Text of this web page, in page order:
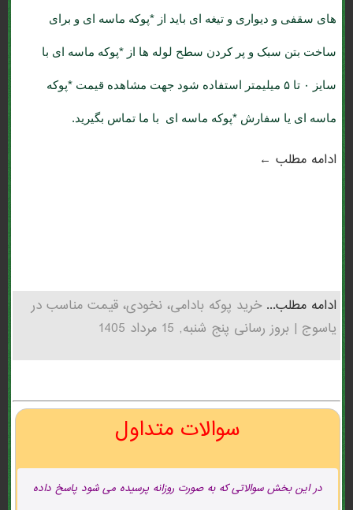
های سقفی و دیواری و تیغه ای باید از *پوکه ماسه ای و برای
ساخت بتن سبک و پر کردن سطح لوله ها از *پوکه ماسه ای با
سایز ۰ تا ۵ میلیمتر استفاده شود جهت مشاهده قیمت *پوکه
ماسه ای یا سفارش *پوکه ماسه ای با ما تماس بگیرید.
ادامه مطلب ←
ادامه مطلب...خرید پوکه بادامی، نخودی، قیمت مناسب در
ياسوج | بروز رسانی پنج شنبه, 15 مرداد 1405
سوالات متداول
در این بخش سوالاتی که به صورت روزانه پرسیده می شود پاسخ داده